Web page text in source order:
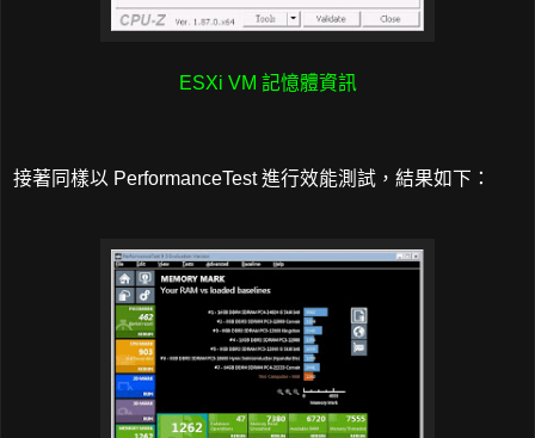
ESXi VM 記憶體資訊
接著同樣以 PerformanceTest 進行效能測試，結果如下：